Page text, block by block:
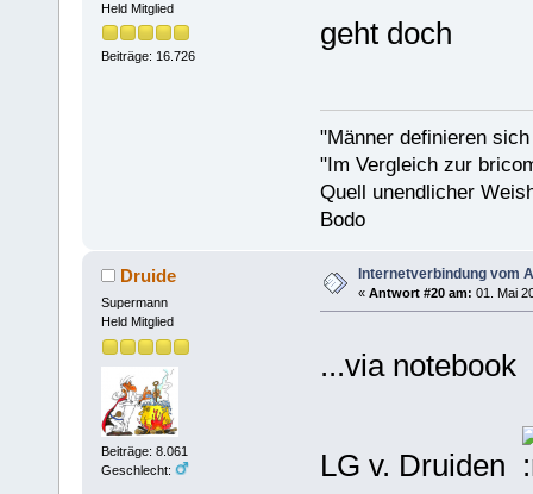
Held Mitglied
Beiträge: 16.726
geht doch
"Männer definieren
"Im Vergleich zur
Quell unendlicher
Bodo
Druide
Supermann
Held Mitglied
Beiträge: 8.061
Geschlecht:
Internetverbindung vom
« Antwort #20 am: 01. Mai
...via notebook
LG v. Druiden